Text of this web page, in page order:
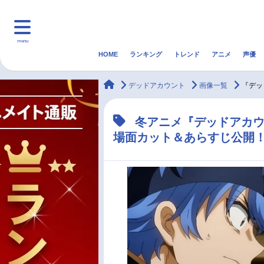
menu
マンガ・ラノベ ゲーム・アプリ 音楽
声優記事一覧
HOME ランキング トレンド アニメ 声優
animateTimes
デッドアカウント 画像一覧 『デ
冬アニメ『デッドアカ
場面カット＆あらすじ公開